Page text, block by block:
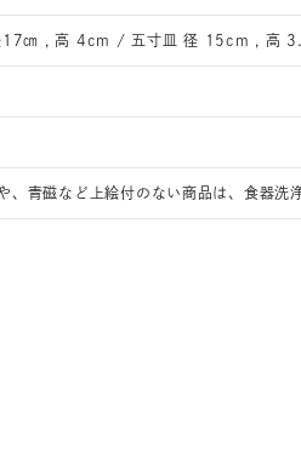
17㎝ , 高 4cm / 五寸皿 径 15cm , 高
、青磁など上絵付のない商品は、食器洗